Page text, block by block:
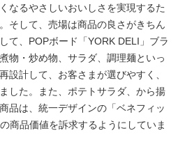
なるやさしいおいしさを実現するた
そして、売場は商品の良さがきちん
て、POPボード「YORK DELI」ブラ
物・炒め物、サラダ、調理麺といっ
設計して、お客さまが選びやすく、
した。また、ポテトサラダ、から揚
品は、統一デザインの「ベネフィッ
商品価値を訴求するようにしていま